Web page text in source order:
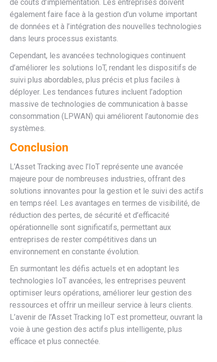
de coûts d’implémentation. Les entreprises doivent
également faire face à la gestion d’un volume important
de données et à l’intégration des nouvelles technologies
dans leurs processus existants.
Cependant, les avancées technologiques continuent
d’améliorer les solutions IoT, rendant les dispositifs de
suivi plus abordables, plus précis et plus faciles à
déployer. Les tendances futures incluent l’adoption
massive de technologies de communication à basse
consommation (LPWAN) qui améliorent l’autonomie des
systèmes.
Conclusion
L’Asset Tracking avec l’IoT représente une avancée
majeure pour de nombreuses industries, offrant des
solutions innovantes pour la gestion et le suivi des actifs
en temps réel. Les avantages en termes de visibilité, de
réduction des pertes, de sécurité et d’efficacité
opérationnelle sont significatifs, permettant aux
entreprises de rester compétitives dans un
environnement en constante évolution.
En surmontant les défis actuels et en adoptant les
technologies IoT avancées, les entreprises peuvent
optimiser leurs opérations, améliorer leur gestion des
ressources et offrir un meilleur service à leurs clients.
L’avenir de l’Asset Tracking IoT est prometteur, ouvrant la
voie à une gestion des actifs plus intelligente, plus
efficace et plus connectée.